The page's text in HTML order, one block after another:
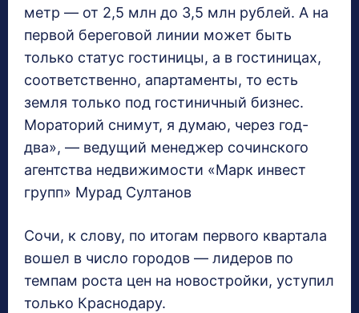
метр — от 2,5 млн до 3,5 млн рублей. А на
первой береговой линии может быть
только статус гостиницы, а в гостиницах,
соответственно, апартаменты, то есть
земля только под гостиничный бизнес.
Мораторий снимут, я думаю, через год-
два», — ведущий менеджер сочинского
агентства недвижимости «Марк инвест
групп» Мурад Султанов
Сочи, к слову, по итогам первого квартала
вошел в число городов — лидеров по
темпам роста цен на новостройки, уступил
только Краснодару.